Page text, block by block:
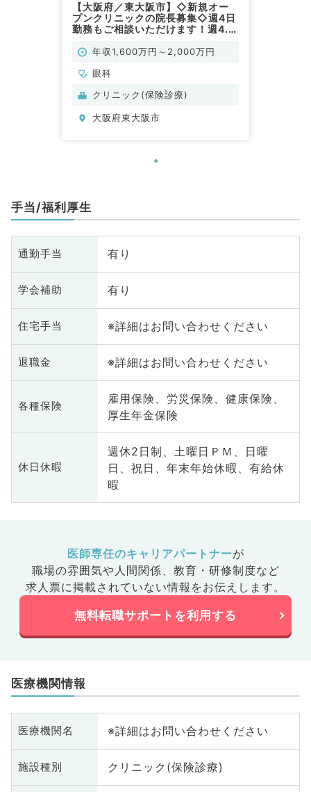
【大阪府／東大阪市】◇新規オー
プンクリニックの院長募集◇週4日
勤務もご相談いただけます！週4.5
来・手術のお仕事です（眼科／常
年収1,600万円～2,000万円
眼科
クリニック(保険診療)
大阪府東大阪市
手当/福利厚生
通勤手当 有り
学会補助 有り
住宅手当 ※詳細はお問い合わせください
退職金 ※詳細はお問い合わせください
各種保険
雇用保険、労災保険、健康保険、
厚生年金保険
休日休暇
週休2日制、土曜日ＰＭ、日曜
日、祝日、年末年始休暇、有給休
暇
医師専任のキャリアパートナーが
職場の雰囲気や人間関係、 教育・研修制度など
求人票に掲載されていない情報をお伝えします。
無料転職サポートを利用する
医療機関情報
医療機関名 ※詳細はお問い合わせください
施設種別 クリニック(保険診療)